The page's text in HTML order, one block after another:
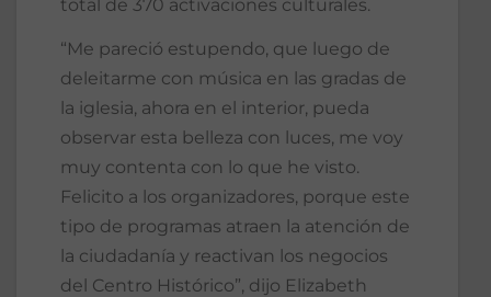
total de 370 activaciones culturales.
“Me pareció estupendo, que luego de
deleitarme con música en las gradas de
la iglesia, ahora en el interior, pueda
observar esta belleza con luces, me voy
muy contenta con lo que he visto.
Felicito a los organizadores, porque este
tipo de programas atraen la atención de
la ciudadanía y reactivan los negocios
del Centro Histórico”, dijo Elizabeth